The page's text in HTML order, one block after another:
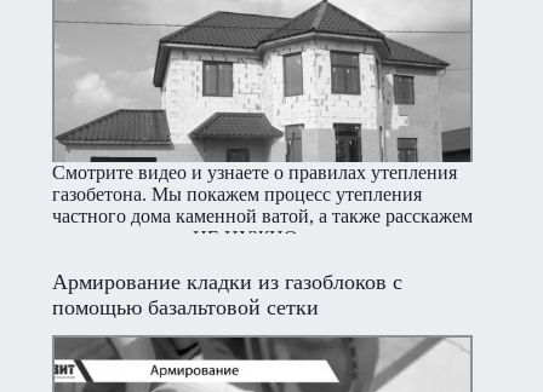
Смотрите видео и узнаете о правилах утепления
газобетона. Мы покажем процесс утепления
частного дома каменной ватой, а также расскажем
какое утепление НЕ НУЖНО использовать.
Армирование кладки из газоблоков с
помощью базальтовой сетки